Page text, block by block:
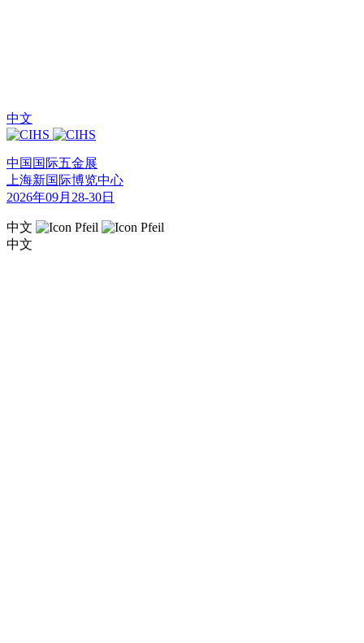
中文
中国国际五金展
上海新国际博览中心
2026年09月28-30日
中文
中文